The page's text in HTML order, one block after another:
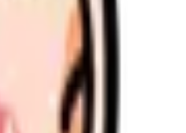
理します。